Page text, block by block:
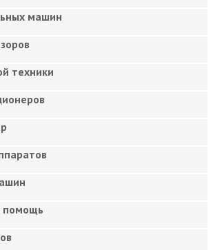
машин
техники
помощь